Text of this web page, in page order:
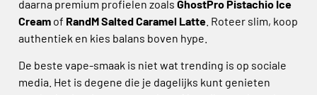
daarna premium profielen zoals GhostPro Pistachio Ice
Cream of RandM Salted Caramel Latte . Roteer slim, koop
authentiek en kies balans boven hype.
De beste vape-smaak is niet wat trending is op sociale
media. Het is degene die je dagelijks kunt genieten